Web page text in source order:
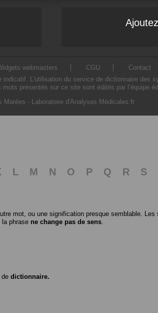
webmasters CGU Contact
L'utilisation du service de dictionnaire des
présentés sur ce site sont édités par l’équipe
Marées - Laboratoire d'Analyses Médicales.fr
L M N O P Q R S
mot, ou une signification presque semblable. Les
, la phrase ne change pas de sens
de dictionnaire.